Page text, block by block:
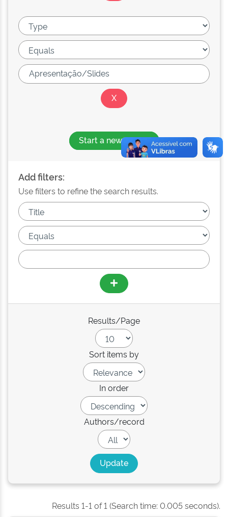
Start a new search
Add filters:
Use filters to refine the search results.
Results/Page
Sort items by
In order
Authors/record
Results 1-1 of 1 (Search time: 0.005 seconds).